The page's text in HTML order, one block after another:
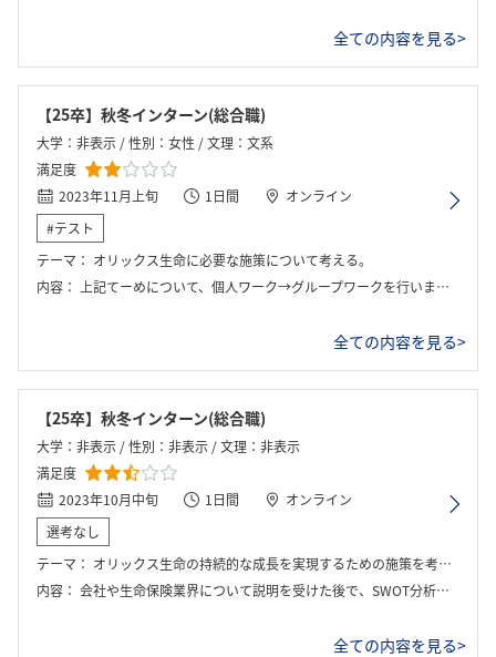
全ての内容を見る>
【25卒】秋冬インターン(総合職)
大学：非表示 / 性別：女性 / 文理：文系
満足度
2023年11月上旬
1日間
オンライン
#テスト
テーマ： オリックス生命に必要な施策について考える。
内容： 上記てーめについて、個人ワーク→グループワークを行いました。最後に発表の時間があります。
全ての内容を見る>
【25卒】秋冬インターン(総合職)
大学：非表示 / 性別：非表示 / 文理：非表示
満足度
2023年10月中旬
1日間
オンライン
選考なし
テーマ： オリックス生命の持続的な成長を実現するための施策を考えるグループワークワークの際にはSWOT分析を用いることを指示され、会社の強みや弱みなどを分析してワークを進めていきました。
内容： 会社や生命保険業界について説明を受けた後で、SWOT分析を用いたオリックス生命の持続的な成長を実現するための施策を考えるグループワークを行い、最後に代表者が発表した。
全ての内容を見る>